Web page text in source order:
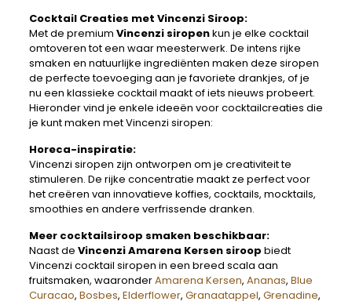
Cocktail Creaties met Vincenzi Siroop:
Met de premium Vincenzi siropenkun je elke cocktail
omtoveren tot een waar meesterwerk. De intens rijke
smaken en natuurlijke ingrediënten maken deze siropen
de perfecte toevoeging aan je favoriete drankjes, of je
nu een klassieke cocktail maakt of iets nieuws probeert.
Hieronder vind je enkele ideeën voor cocktailcreaties die
je kunt maken met Vincenzi siropen:
Horeca-inspiratie:
Vincenzi siropen zijn ontworpen om je creativiteit te
stimuleren. De rijke concentratie maakt ze perfect voor
het creëren van innovatieve koffies, cocktails, mocktails,
smoothies en andere verfrissende dranken.
Meer cocktailsiroop smaken beschikbaar:
Naast de Vincenzi Amarena Kersen siroop biedt
Vincenzi cocktail siropen in een breed scala aan
fruitsmaken, waaronderAmarena Kersen, Ananas, Blue
Curacao, Bosbes, Elderflower, Granaatappel, Grenadine,